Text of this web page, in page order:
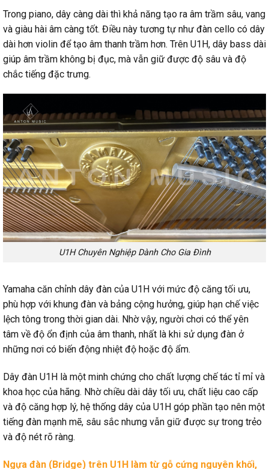
Trong piano, dây càng dài thì khả năng tạo ra âm trầm sâu, vang
và giàu hài âm càng tốt. Điều này tương tự như đàn cello có dây
dài hơn violin để tạo âm thanh trầm hơn. Trên U1H, dây bass dài
giúp âm trầm không bị đục, mà vẫn giữ được độ sâu và độ
chắc tiếng đặc trưng.
U1H Chuyên Nghiệp Dành Cho Gia Đình
Yamaha căn chỉnh dây đàn của U1H với mức độ căng tối ưu,
phù hợp với khung đàn và bảng cộng hưởng, giúp hạn chế việc
lệch tông trong thời gian dài. Nhờ vậy, người chơi có thể yên
tâm về độ ổn định của âm thanh, nhất là khi sử dụng đàn ở
những nơi có biến động nhiệt độ hoặc độ ẩm.
Dây đàn U1H là một minh chứng cho chất lượng chế tác tỉ mỉ và
khoa học của hãng. Nhờ chiều dài dây tối ưu, chất liệu cao cấp
và độ căng hợp lý, hệ thống dây của U1H góp phần tạo nên một
tiếng đàn mạnh mẽ, sâu sắc nhưng vẫn giữ được sự trong trẻo
và độ nét rõ ràng.
Ngựa đàn (Bridge) trên U1H làm từ gỗ cứng nguyên khối,